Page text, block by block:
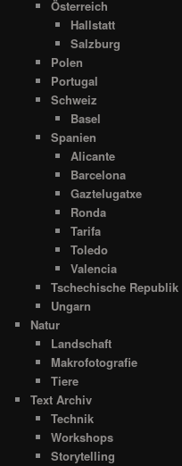
Österreich
Hallstatt
Salzburg
Polen
Portugal
Schweiz
Basel
Spanien
Alicante
Barcelona
Gaztelugatxe
Ronda
Tarifa
Toledo
Valencia
Tschechische Republik
Ungarn
Natur
Landschaft
Makrofotografie
Tiere
Text Archiv
Technik
Workshops
Storytelling